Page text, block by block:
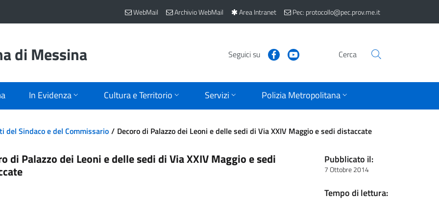
WebMail Archivio WebMail Area Intranet Pec: protocollo@pec.prov.me.it
di Messina Seguici su Cerca
In Evidenza Cultura e Territorio Servizi Polizia Metropolitana
del Sindaco e del Commissario Decoro di Palazzo dei Leoni e delle sedi di Via XXIV Maggio e sedi distaccate
di Palazzo dei Leoni e delle sedi di Via XXIV Maggio e sedi
Pubblicato il:
7 Ottobre 2014
Tempo di lettura: